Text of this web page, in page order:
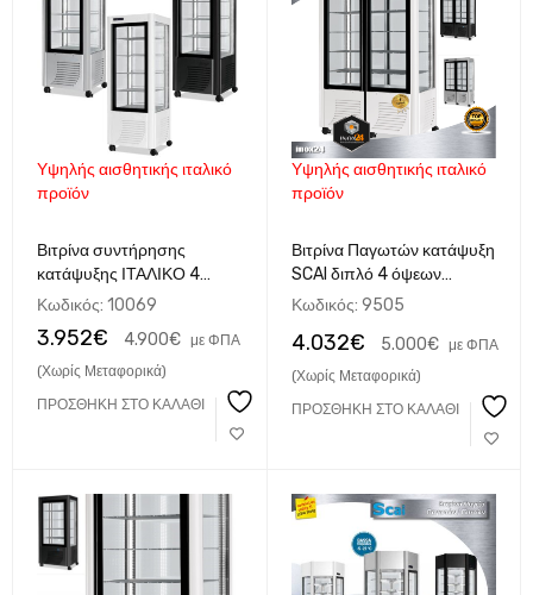
Υψηλής αισθητικής ιταλικό
προϊόν
Βιτρίνα συντήρησης
κατάψυξης ΙΤΑΛΙΚΟ 4
όψεων Βεβιασμένης ψύξης
Κωδικός: 10069
3.952€ 4.900€ με ΦΠΑ
(Χωρίς Μεταφορικά)
ΠΡΟΣΘΉΚΗ ΣΤΟ ΚΑΛΆΘΙ
Υψηλής αισθητικής ιταλικό
προϊόν
Βιτρίνα Παγωτών κατάψυξη
SCAI διπλό 4 όψεων
127x70x184 ΙΤΑΛΙΚΟ
Κωδικός: 9505
4.032€ 5.000€
με ΦΠΑ
(Χωρίς Μεταφορικά)
ΠΡΟΣΘΉΚΗ ΣΤΟ ΚΑΛΆΘΙ